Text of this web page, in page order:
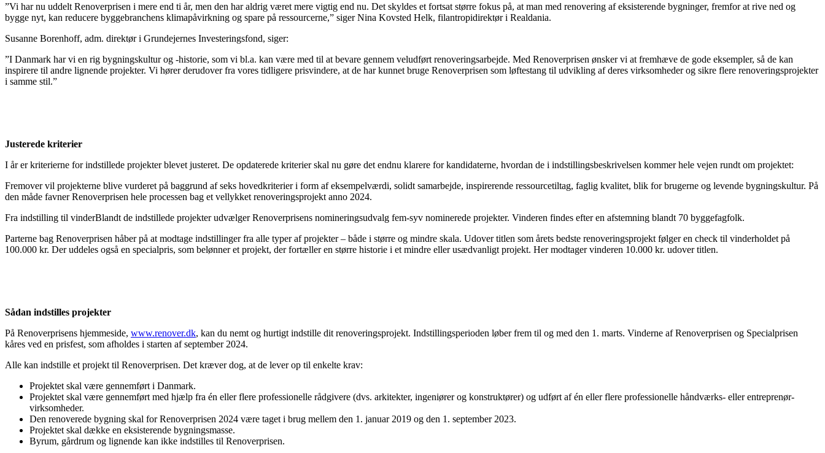
”Vi har nu uddelt Renoverprisen i mere end ti år, men den har aldrig været mere vigtig end nu. Det skyldes et fortsat større fokus på, at man med renovering af eksisterende bygninger, fremfor at rive ned og
bygge nyt, kan reducere byggebranchens klimapåvirkning og spare på ressourcerne,” siger Nina Kovsted Helk, filan­tropidirektør i Realdania.
Susanne Borenhoff, adm. direktør i Grundejernes Investeringsfond, siger:
”I Danmark har vi en rig bygningskultur og -historie, som vi bl.a. kan være med til at bevare gennem veludført renoveringsarbejde. Med Renoverprisen ønsker vi at fremhæve de gode eksempler, så de kan
inspirere til andre lignende projekter. Vi hører derudover fra vores tidligere prisvindere, at de har kunnet bruge Renover­prisen som løftestang til udvikling af deres virksomheder og sikre flere renoveringsprojekter
i samme stil.”
Justerede kriterier
I år er kriterierne for indstillede projekter blevet justeret. De opdaterede kriterier skal nu gøre det endnu klarere for kandidaterne, hvordan de i indstillingsbeskrivelsen kommer hele vejen rundt om projektet:
Fremover vil projekterne blive vurderet på baggrund af seks hovedkriterier i form af eksempelværdi, solidt samarbejde, inspirerende ressourcetiltag, faglig kvalitet, blik for brugerne og levende bygningskultur. På
den måde favner Renoverprisen hele processen bag et vellykket renoveringsprojekt anno 2024.
Fra indstilling til vinderBlandt de indstillede projekter udvælger Renoverprisens nomineringsudvalg fem-syv nominerede projekter. Vinderen findes efter en afstemning blandt 70 byggefagfolk.
Parterne bag Renoverprisen håber på at modtage indstillinger fra alle typer af projekter – både i større og mindre skala. Udover titlen som årets bedste renoveringsprojekt følger en check til vinderholdet på
100.000 kr. Der uddeles også en specialpris, som belønner et projekt, der fortæller en større historie i et mindre eller usædvanligt projekt. Her modtager vinderen 10.000 kr. udover titlen.
Sådan indstilles projekter
På Renoverprisens hjemmeside, www.renover.dk, kan du nemt og hurtigt indstille dit renoveringsprojekt. Indstillingsperioden løber frem til og med den 1. marts. Vinderne af Renoverprisen og Specialprisen
kåres ved en prisfest, som afholdes i starten af september 2024.
Alle kan indstille et projekt til Renoverprisen. Det kræver dog, at de lever op til enkelte krav:
Projektet skal være gennemført i Danmark.
Projektet skal være gennemført med hjælp fra én eller flere professionelle rådgivere (dvs. arkitekter, ingeniører og konstruktører) og udført af én eller flere professionelle håndværks- eller entreprenør­
virksomheder.
Den renoverede bygning skal for Renoverprisen 2024 være taget i brug mellem den 1. januar 2019 og den 1. september 2023.
Projektet skal dække en eksisterende bygningsmasse.
Byrum, gårdrum og lignende kan ikke indstilles til Renoverprisen.